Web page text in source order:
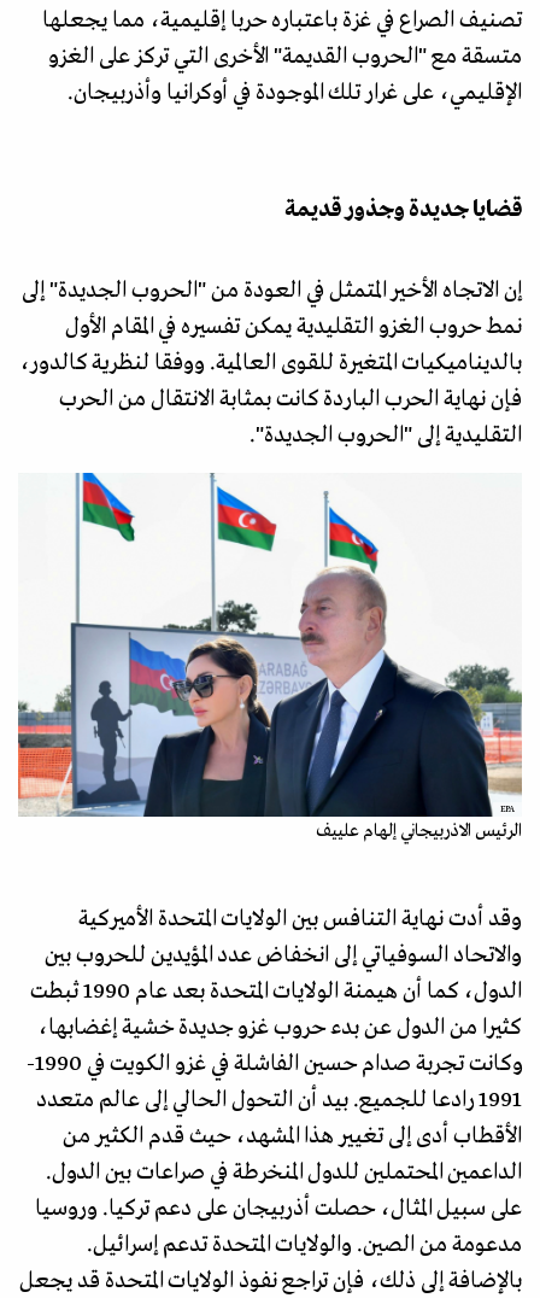
تصنيف الصراع في غزة باعتباره حربا إقليمية، مما يجعلها
متسقة مع "الحروب القديمة" الأخرى التي تركز على الغزو
الإقليمي، على غرار تلك الموجودة في أوكرانيا وأذربيجان.
قضايا جديدة وجذور قديمة
إن الاتجاه الأخير المتمثل في العودة من "الحروب الجديدة" إلى
نمط حروب الغزو التقليدية يمكن تفسيره في المقام الأول
بالديناميكيات المتغيرة للقوى العالمية. ووفقا لنظرية كالدور،
فإن نهاية الحرب الباردة كانت بمثابة الانتقال من الحرب
التقليدية إلى "الحروب الجديدة".
EPA
الرئيس الاذربيجاني إلهام علييف
وقد أدت نهاية التنافس بين الولايات المتحدة الأميركية
والاتحاد السوفياتي إلى انخفاض عدد المؤيدين للحروب بين
الدول، كما أن هيمنة الولايات المتحدة بعد عام 1990 ثبطت
كثيرا من الدول عن بدء حروب غزو جديدة خشية إغضابها،
وكانت تجربة صدام حسين الفاشلة في غزو الكويت في 1990-
1991 رادعا للجميع. بيد أن التحول الحالي إلى عالم متعدد
الأقطاب أدى إلى تغيير هذا المشهد، حيث قدم الكثير من
الداعمين المحتملين للدول المنخرطة في صراعات بين الدول.
على سبيل المثال، حصلت أذربيجان على دعم تركيا. وروسيا
مدعومة من الصين. والولايات المتحدة تدعم إسرائيل.
بالإضافة إلى ذلك، فإن تراجع نفوذ الولايات المتحدة قد يجعل